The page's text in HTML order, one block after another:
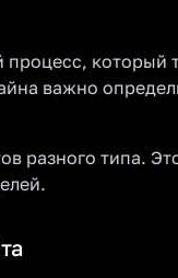
важно
разного типа.